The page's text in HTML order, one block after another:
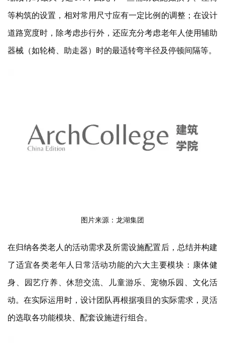
等构筑的设置，相对常用尺寸应有一定比例的调整；在设计
道路宽度时，除考虑步行外，还应充分考虑老年人使用辅助
器械（如轮椅、助走器）时的最适转弯半径及停顿间隔等。
图片来源：龙湖集团
在归纳各类老人的活动需求及所需设施配置后，总结并构建
了适宜各类老年人日常活动功能的六大主要模块：康体健
身、园艺疗养、休憩交流、儿童游乐、宠物乐园、文化活
动。在实际运用时，设计团队再根据项目的实际需求，灵活
的选取各功能模块、配套设施进行组合。